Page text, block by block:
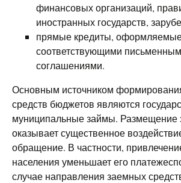
финансовых организаций,
иностранных государств,
прямые кредиты,
соответствующими
соглашениями.
Основным источником
средств бюджетов являются
муниципальные займы. Размещение
оказывает существенное
обращение. В частности,
населения уменьшает его
случае направления заемных